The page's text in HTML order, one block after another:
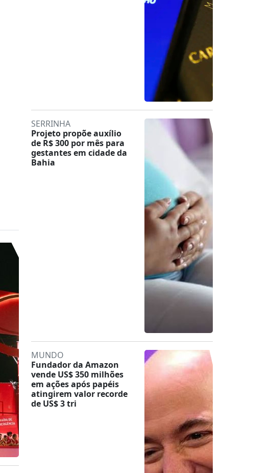
SERRINHA
Projeto propõe auxílio
de R$ 300 por mês para
gestantes em cidade da
Bahia
MUNDO
Fundador da Amazon
vende US$ 350 milhões
em ações após papéis
atingirem valor recorde
de US$ 3 tri